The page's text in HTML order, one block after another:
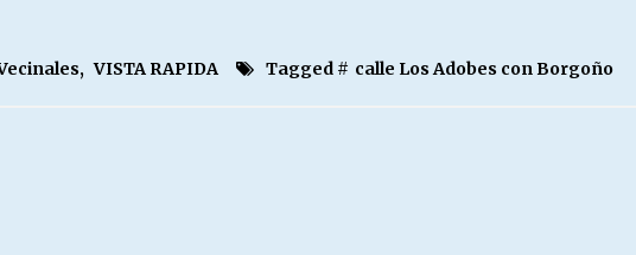
, VISTA RAPIDA Tagged # calle Los Adobes con Borgoño